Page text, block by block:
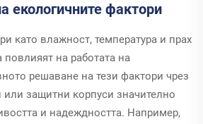
екологичните фактори
като влажност, температура и прах
повлияят на работата на
решаване на тези фактори чрез
или защитни корпуси значително
и надеждността. Например,